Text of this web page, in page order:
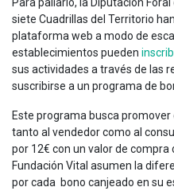
siete Cuadrillas del Territorio
plataforma web a modo de
establecimientos pueden
sus actividades a través de las
suscribirse a un programa de
Este programa busca
tanto al vendedor como al
por 12€ con un valor de compra
Fundación Vital asumen la
por cada bono canjeado en su